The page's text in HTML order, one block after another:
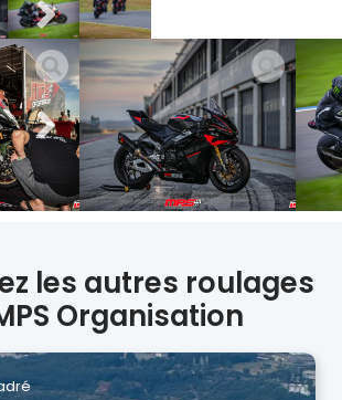
les autres roulages
Organisation